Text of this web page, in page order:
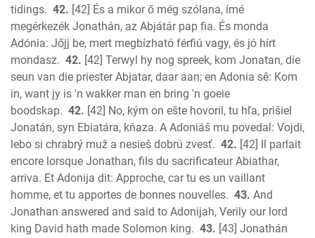
tidings. 42. [42] És a mikor ő még szólana, ímé
megérkezék Jonathán, az Abjátár pap fia. És monda
Adónia: Jőjj be, mert megbízható férfiú vagy, és jó hírt
mondasz. 42. [42] Terwyl hy nog spreek, kom Jonatan, die
seun van die priester Abjatar, daar aan; en Adonia sê: Kom
in, want jy is 'n wakker man en bring 'n goeie
boodskap. 42. [42] No, kým on ešte hovoril, tu hľa, prišiel
Jonatán, syn Ebiatára, kňaza. A Adoniáš mu povedal: Vojdi,
lebo si chrabrý muž a nesieš dobrú zvesť. 42. [42] Il parlait
encore lorsque Jonathan, fils du sacrificateur Abiathar,
arriva. Et Adonija dit: Approche, car tu es un vaillant
homme, et tu apportes de bonnes nouvelles. 43. And
Jonathan answered and said to Adonijah, Verily our lord
king David hath made Solomon king. 43. [43] Jonathán